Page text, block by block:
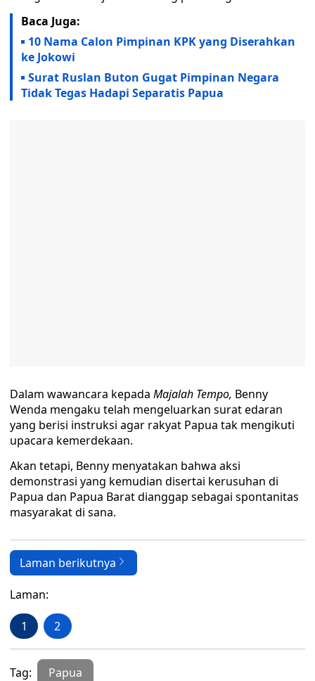
Baca Juga:
10 Nama Calon Pimpinan KPK yang Diserahkan
ke Jokowi
Surat Ruslan Buton Gugat Pimpinan Negara
Tidak Tegas Hadapi Separatis Papua
Dalam wawancara kepada Majalah Tempo, Benny
Wenda mengaku telah mengeluarkan surat edaran
yang berisi instruksi agar rakyat Papua tak mengikuti
upacara kemerdekaan.
Akan tetapi, Benny menyatakan bahwa aksi
demonstrasi yang kemudian disertai kerusuhan di
Papua dan Papua Barat dianggap sebagai spontanitas
masyarakat di sana.
Laman berikutnya
Laman:
1 2
Tag: Papua